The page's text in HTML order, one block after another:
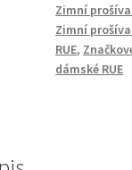
Zimní
Zimní
RUE,
dámské RUE